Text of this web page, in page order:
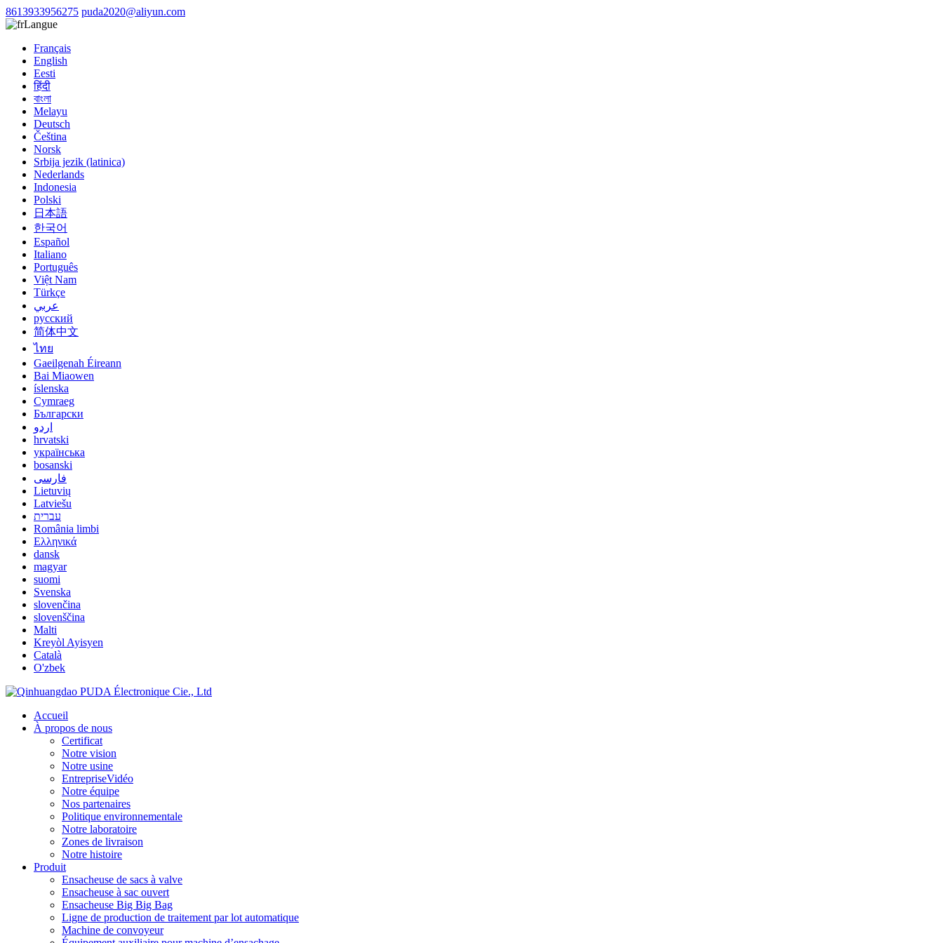
8613933956275 puda2020@aliyun.com
Langue
Français
English
Eesti
हिंदी
বাংলা
Melayu
Deutsch
Čeština
Norsk
Srbija jezik (latinica)
Nederlands
Indonesia
Polski
日本語
한국어
Español
Italiano
Português
Việt Nam
Türkçe
عربي
русский
简体中文
ไทย
Gaeilgenah Éireann
Bai Miaowen
íslenska
Cymraeg
Български
اردو
hrvatski
українська
bosanski
فارسی
Lietuvių
Latviešu
עברית
România limbi
Ελληνικά
dansk
magyar
suomi
Svenska
slovenčina
slovenščina
Malti
Kreyòl Ayisyen
Català
O'zbek
Accueil
À propos de nous
Certificat
Notre vision
Notre usine
EntrepriseVidéo
Notre équipe
Nos partenaires
Politique environnementale
Notre laboratoire
Zones de livraison
Notre histoire
Produit
Ensacheuse de sacs à valve
Ensacheuse à sac ouvert
Ensacheuse Big Big Bag
Ligne de production de traitement par lot automatique
Machine de convoyeur